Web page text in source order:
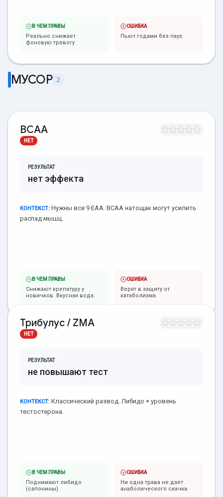
В ЧЕМ ПРАВЫ
Реально снижает
фоновую тревогу.
ОШИБКА
Пьют годами без пауз.
МУСОР 2
BCAA
НЕТ
РЕЗУЛЬТАТ
нет эффекта
КОНТЕКСТ: Нужны все 9 EAA. BCAA натощак могут усилить
распад мышц.
В ЧЕМ ПРАВЫ
Снижают крепатуру у
новичков. Вкусная вода.
ОШИБКА
Верят в защиту от
катаболизма.
Трибулус / ZMA
НЕТ
РЕЗУЛЬТАТ
не повышают тест
КОНТЕКСТ: Классический развод. Либидо ≠ уровень
тестостерона.
В ЧЕМ ПРАВЫ
Поднимают либидо
(сапонины).
ОШИБКА
Ни одна трава не дает
анаболического скачка.